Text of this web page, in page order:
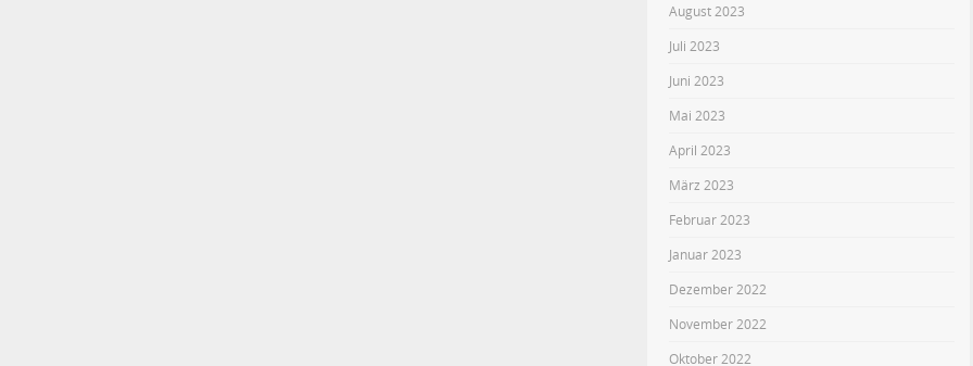
August 2023
Juli 2023
Juni 2023
Mai 2023
April 2023
März 2023
Februar 2023
Januar 2023
Dezember 2022
November 2022
Oktober 2022